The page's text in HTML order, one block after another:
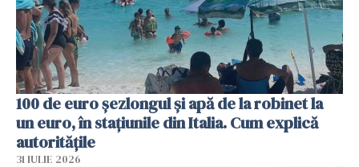
100 de euro șezlongul și apă de la robinet la
un euro, în stațiunile din Italia. Cum explică
autoritățile
31 IULIE 2026